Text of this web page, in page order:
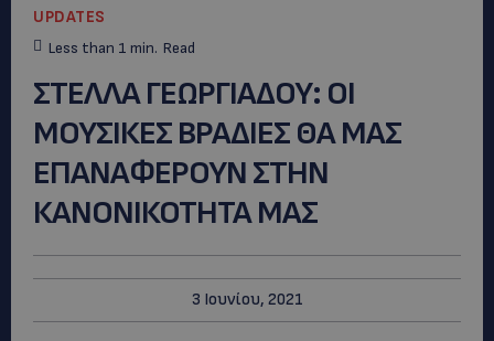
UPDATES
Less than 1 min. Read
ΣΤΕΛΛΑ ΓΕΩΡΓΙΑΔΟΥ: ΟΙ
ΜΟΥΣΙΚΕΣ ΒΡΑΔΙΕΣ ΘΑ ΜΑΣ
ΕΠΑΝΑΦΕΡΟΥΝ ΣΤΗΝ
ΚΑΝΟΝΙΚΟΤΗΤΑ ΜΑΣ
3 Ιουνίου, 2021